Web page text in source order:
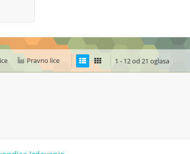
Pravno lice 1 - 12 od 21 oglasa